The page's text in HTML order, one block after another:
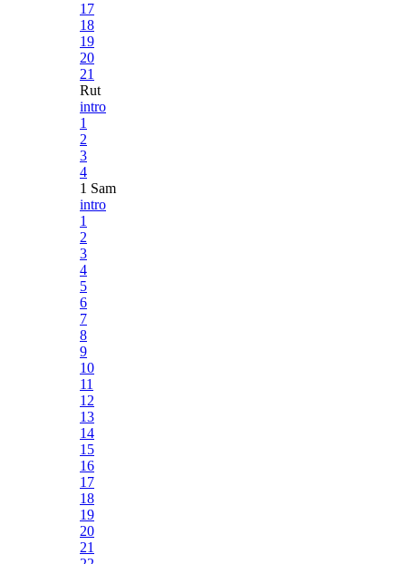
17
18
19
20
21
Rut
intro
1
2
3
4
1 Sam
intro
1
2
3
4
5
6
7
8
9
10
11
12
13
14
15
16
17
18
19
20
21